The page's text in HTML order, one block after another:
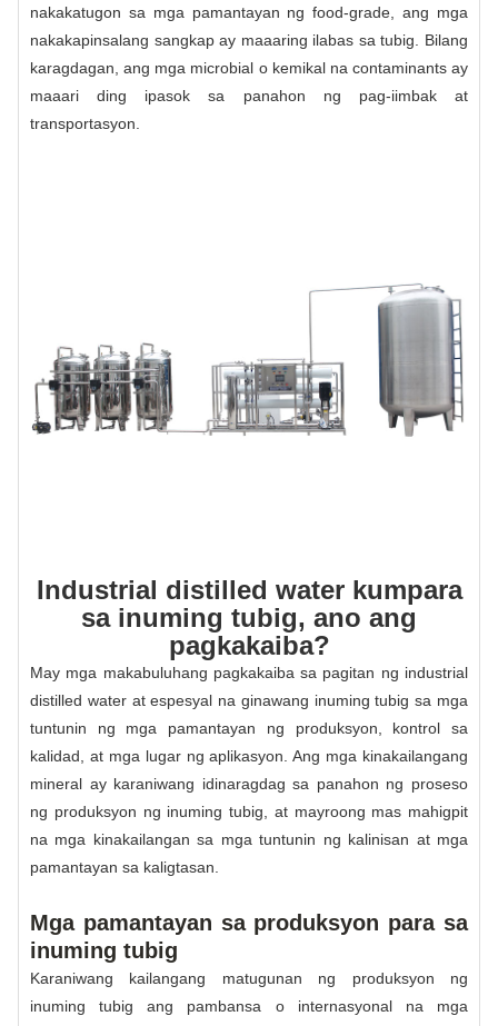
nakakatugon sa mga pamantayan ng food-grade, ang mga
nakakapinsalang sangkap ay maaaring ilabas sa tubig. Bilang
karagdagan, ang mga microbial o kemikal na contaminants ay
maaari ding ipasok sa panahon ng pag-iimbak at
transportasyon.
Industrial distilled water kumpara
sa inuming tubig, ano ang
pagkakaiba?
May mga makabuluhang pagkakaiba sa pagitan ng industrial
distilled water at espesyal na ginawang inuming tubig sa mga
tuntunin ng mga pamantayan ng produksyon, kontrol sa
kalidad, at mga lugar ng aplikasyon. Ang mga kinakailangang
mineral ay karaniwang idinaragdag sa panahon ng proseso
ng produksyon ng inuming tubig, at mayroong mas mahigpit
na mga kinakailangan sa mga tuntunin ng kalinisan at mga
pamantayan sa kaligtasan.
Mga pamantayan sa produksyon para sa
inuming tubig
Karaniwang kailangang matugunan ng produksyon ng
inuming tubig ang pambansa o internasyonal na mga